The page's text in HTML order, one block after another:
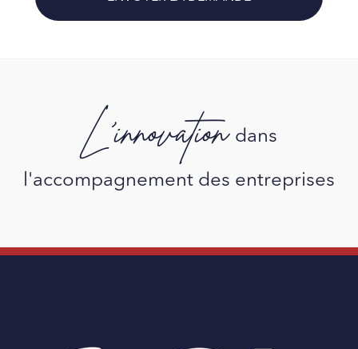
L'innovation dans
l'accompagnement des entreprises